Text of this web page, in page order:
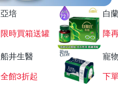
亞培
限時買箱送罐
白
降
船井生醫
全館3折起
寵
下